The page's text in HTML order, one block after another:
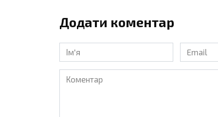
Додати коментар
Ім'я
Email
Коментар